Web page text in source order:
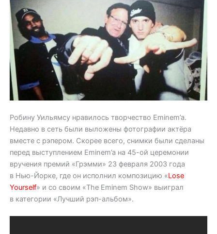
Робину Уильямсу нравилось творчество Eminem’a.
Недавно в сеть были выложены фотографии актёра
вместе с рэпером. Скорее всего, снимки были сделаны
перед выступлением Eminem’a на 45-ой церемонии
вручения премий «Грэмми» 23 февраля 2003 года
в Нью-Йорке, где он исполнил композицию «Lose
Yourself» и со своим «The Eminem Show» выиграл
в категории «Лучший рэп-альбом».